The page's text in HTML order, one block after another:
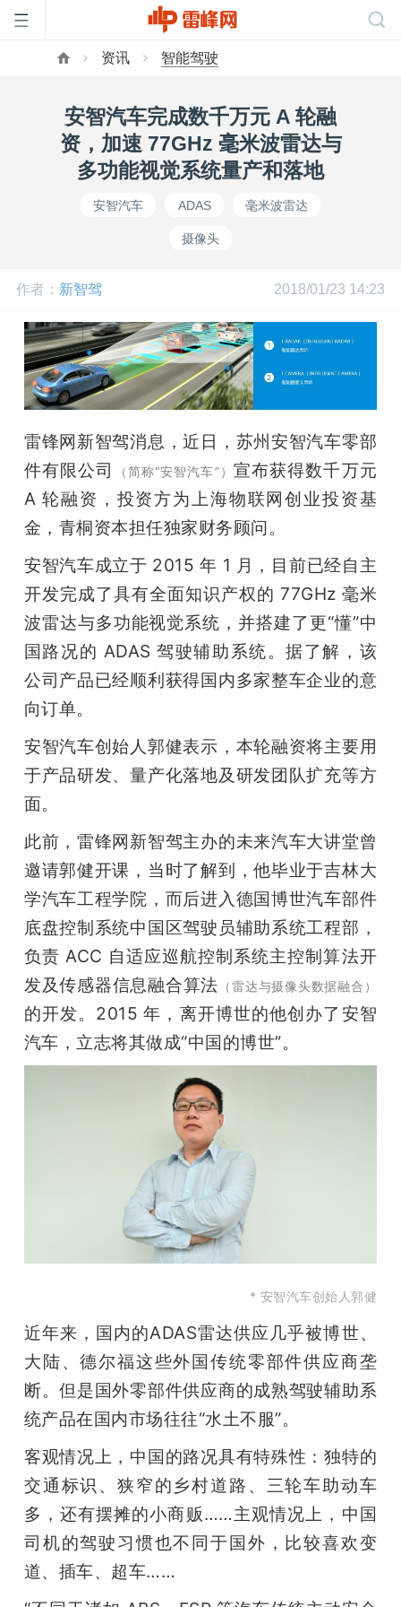
页
网
公
开
活
动
中
心
专
题
爱
搞
机
资讯 智能驾驶
安智汽车完成数千万元 A 轮融
资，加速 77GHz 毫米波雷达与
多功能视觉系统量产和落地
安智汽车 ADAS 毫米波雷达
摄像头
作者： 新智驾 2018/01/23 14:23
雷锋网新智驾消息，近日，苏州安智汽车零部
件有限公司
（简称“安智汽车”） 宣布获得数千万元
A 轮融资，投资方为上海物联网创业投资基
金，青桐资本担任独家财务顾问。
安智汽车成立于 2015 年 1 月，目前已经自主
开发完成了具有全面知识产权的 77GHz 毫米
波雷达与多功能视觉系统，并搭建了更“懂”中
国路况的 ADAS 驾驶辅助系统。据了解，该
公司产品已经顺利获得国内多家整车企业的意
向订单。
安智汽车创始人郭健表示，本轮融资将主要用
于产品研发、量产化落地及研发团队扩充等方
面。
此前，雷锋网新智驾主办的未来汽车大讲堂曾
邀请郭健开课，当时了解到，他毕业于吉林大
学汽车工程学院，而后进入德国博世汽车部件
底盘控制系统中国区驾驶员辅助系统工程部，
负责 ACC 自适应巡航控制系统主控制算法开
发及传感器信息融合算法 （雷达与摄像头数据融合）
的开发。2015 年，离开博世的他创办了安智
汽车，立志将其做成“中国的博世”。
* 安智汽车创始人郭健
近年来，国内的ADAS雷达供应几乎被博世、
大陆、德尔福这些外国传统零部件供应商垄
断。但是国外零部件供应商的成熟驾驶辅助系
统产品在国内市场往往“水土不服”。
客观情况上，中国的路况具有特殊性：独特的
交通标识、狭窄的乡村道路、三轮车助动车
多，还有摆摊的小商贩……主观情况上，中国
司机的驾驶习惯也不同于国外，比较喜欢变
道、插车、超车……